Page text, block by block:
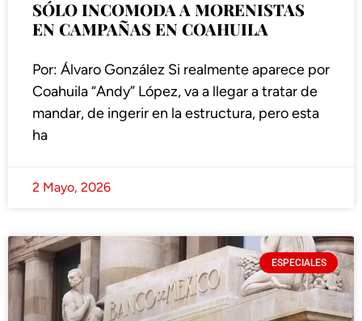
SÓLO INCOMODA A MORENISTAS
EN CAMPAÑAS EN COAHUILA
Por: Álvaro González Si realmente aparece por
Coahuila “Andy” López, va a llegar a tratar de
mandar, de ingerir en la estructura, pero esta
ha
2 Mayo, 2026
ESPECIALES